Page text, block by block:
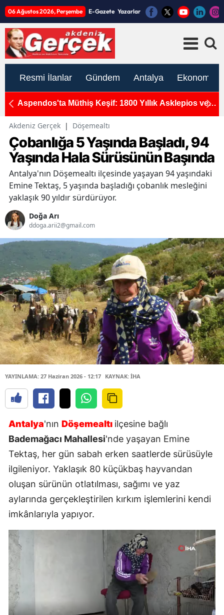
06 Ağustos 2026, Perşembe E-Gazete Yazarlar
Resmi İlanlar Gündem Antalya Ekonomi
Aspendos'ta Müthiş Keşif: 1800 Yıllık Asklepios ve
Akdeniz Gerçek | Döşemealtı
Çobanlığa 5 Yaşında Başladı, 94
Yaşında Hala Sürüsünün Başında
Antalya'nın Döşemealtı ilçesinde yaşayan 94 yaşındaki
Emine Tektaş, 5 yaşında başladığı çobanlık mesleğini
yaklaşık 90 yıldır sürdürüyor.
Doğa Arı
ddoga.arii2@gmail.com
YAYINLAMA: 27 Haziran 2026 - 12:17 KAYNAK: İHA
Antalya'nın Döşemealtı ilçesine bağlı
Bademağacı Mahallesi'nde yaşayan Emine
Tektaş, her gün sabah erken saatlerde sürüsüyle
ilgileniyor. Yaklaşık 80 küçükbaş hayvandan
oluşan sürünün otlatılması, sağımı ve yaz
aylarında gerçekleştirilen kırkım işlemlerini kendi
imkânlarıyla yapıyor.